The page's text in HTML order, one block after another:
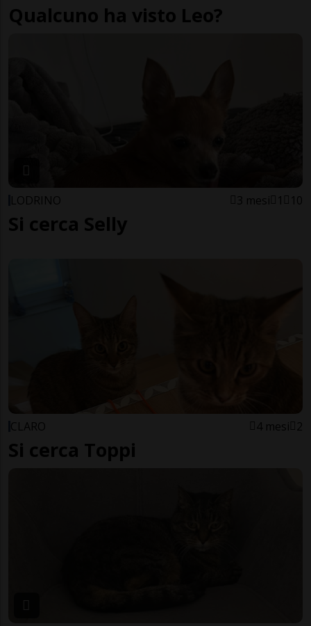
Qualcuno ha visto Leo?
LODRINO 3 mesi 1 10
Si cerca Selly
CLARO 4 mesi 2
Si cerca Toppi